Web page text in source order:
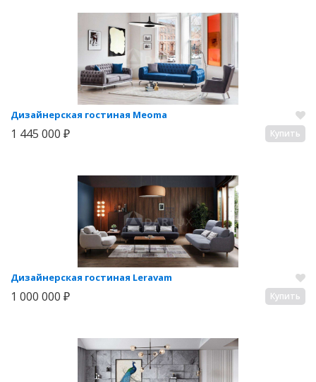
Дизайнерская гостиная Meoma
1 445 000 ₽ Купить
Дизайнерская гостиная Leravam
1 000 000 ₽ Купить